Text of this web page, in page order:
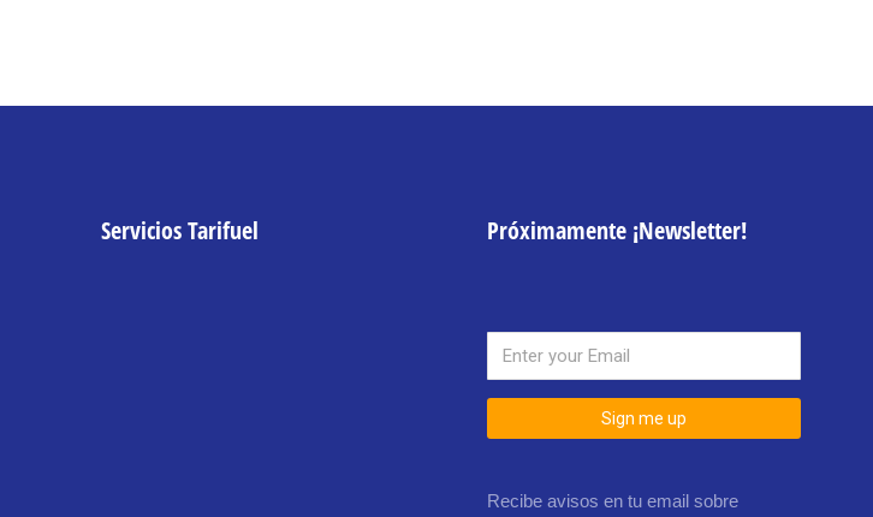
Servicios Tarifuel Próximamente ¡Newsletter!
Sign me up
Recibe avisos en tu email sobre